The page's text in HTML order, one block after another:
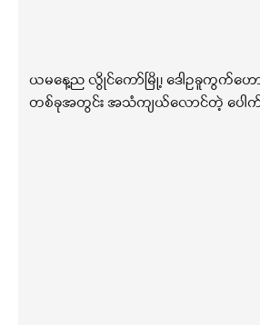
ယမနေ့ည လွိုင်ကော်မြို့၊ ဒေါဥခူကွက်ဟော
တစ်ခုအတွင်း အသံကျယ်လောင်တဲ့ ပေါ